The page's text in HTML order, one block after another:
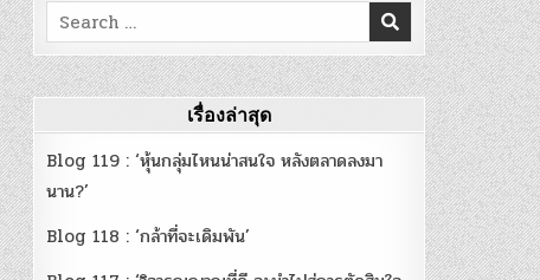
Search
for:
เรื่องล่าสุด
Blog 119 : ‘หุ้นกลุ่มไหนน่าสนใจ หลังตลาดลงมา
นาน?’
Blog 118 : ‘กล้าที่จะเดิมพัน’